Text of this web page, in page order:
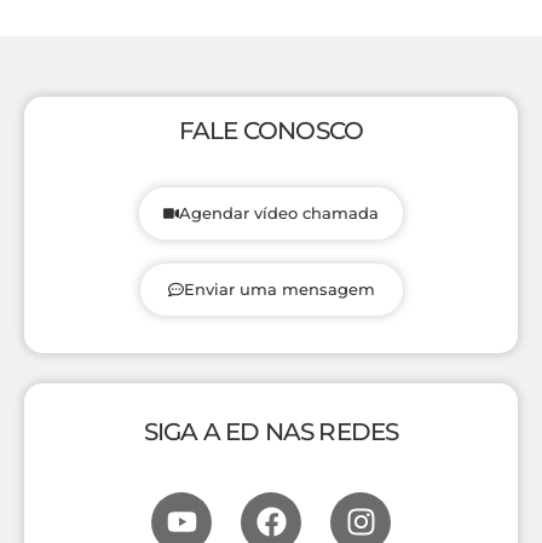
FALE CONOSCO
Agendar vídeo chamada
Enviar uma mensagem
SIGA A ED NAS REDES